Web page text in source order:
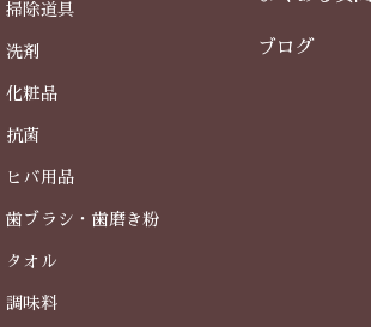
掃除道具
洗剤
化粧品
抗菌
ヒバ用品
歯ブラシ・歯磨き粉
タオル
調味料
ブログ